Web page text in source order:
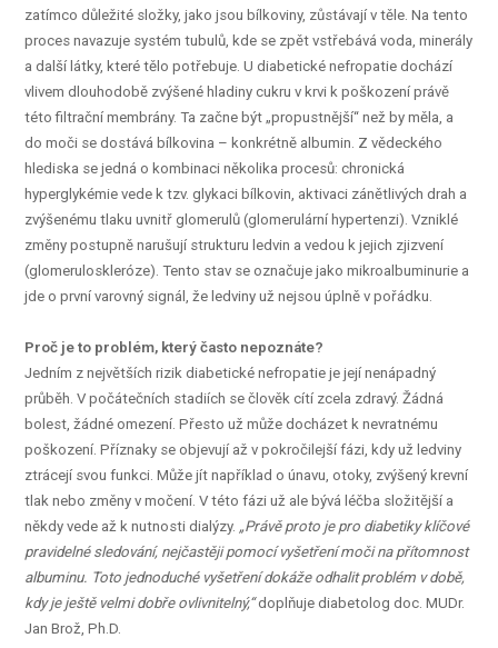
zatímco důležité složky, jako jsou bílkoviny, zůstávají v těle. Na tento
proces navazuje systém tubulů, kde se zpět vstřebává voda, minerály
a další látky, které tělo potřebuje. U diabetické nefropatie dochází
vlivem dlouhodobě zvýšené hladiny cukru v krvi k poškození právě
této filtrační membrány. Ta začne být „propustnější“ než by měla, a
do moči se dostává bílkovina – konkrétně albumin. Z vědeckého
hlediska se jedná o kombinaci několika procesů: chronická
hyperglykémie vede k tzv. glykaci bílkovin, aktivaci zánětlivých drah a
zvýšenému tlaku uvnitř glomerulů (glomerulární hypertenzi). Vzniklé
změny postupně narušují strukturu ledvin a vedou k jejich zjizvení
(glomeruloskleróze). Tento stav se označuje jako mikroalbuminurie a
jde o první varovný signál, že ledviny už nejsou úplně v pořádku.
Proč je to problém, který často nepoznáte?
Jedním z největších rizik diabetické nefropatie je její nenápadný
průběh. V počátečních stadiích se člověk cítí zcela zdravý. Žádná
bolest, žádné omezení. Přesto už může docházet k nevratnému
poškození. Příznaky se objevují až v pokročilejší fázi, kdy už ledviny
ztrácejí svou funkci. Může jít například o únavu, otoky, zvýšený krevní
tlak nebo změny v močení. V této fázi už ale bývá léčba složitější a
někdy vede až k nutnosti dialýzy. „Právě proto je pro diabetiky klíčové
pravidelné sledování, nejčastěji pomocí vyšetření moči na přítomnost
albuminu. Toto jednoduché vyšetření dokáže odhalit problém v době,
kdy je ještě velmi dobře ovlivnitelný,“doplňuje diabetolog doc. MUDr.
Jan Brož, Ph.D.